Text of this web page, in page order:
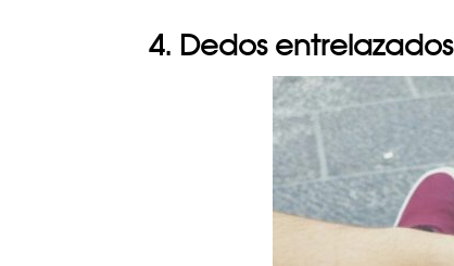
4. Dedos entrelazados